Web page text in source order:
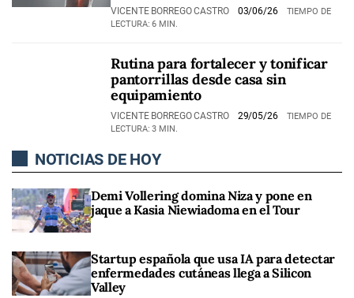
VICENTE BORREGO CASTRO 03/06/26
TIEMPO DE
LECTURA: 6 MIN.
Rutina para fortalecer y tonificar
pantorrillas desde casa sin
equipamiento
VICENTE BORREGO CASTRO 29/05/26
TIEMPO DE
LECTURA: 3 MIN.
NOTICIAS DE HOY
Demi Vollering domina Niza y pone en
jaque a Kasia Niewiadoma en el Tour
Startup española que usa IA para detectar
enfermedades cutáneas llega a Silicon
Valley